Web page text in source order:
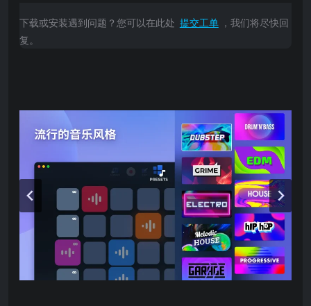
下载或安装遇到问题？您可以在此处 提交工单 ，我们将尽快回
复。